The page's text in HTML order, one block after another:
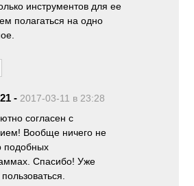
инструментов для ее
полагаться на одно
- 2017-03-11 в 23:28
согласен с
Вообще ничего не
подобных
Спасибо! Уже